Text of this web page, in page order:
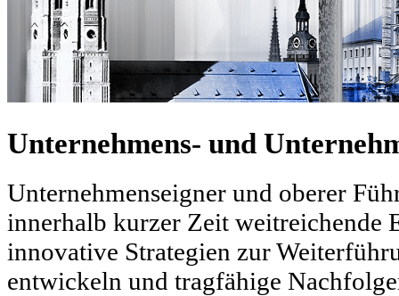
Unternehmens- und
Unternehmenseigner und oberer
innerhalb kurzer Zeit weitreichende
innovative Strategien zur
entwickeln und tragfähige